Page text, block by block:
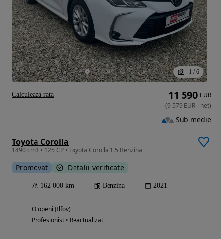
1 / 6
Toyota Corolla
1490 cm3 • 125 CP • Toyota Corolla 1.5 Benzina
Promovat Detalii verificate
162 000 km Benzina 2021
Otopeni (Ilfov)
Profesionist • Reactualizat
11 590 EUR
(9 579 EUR- net)
Sub medie
Calculeaza rata